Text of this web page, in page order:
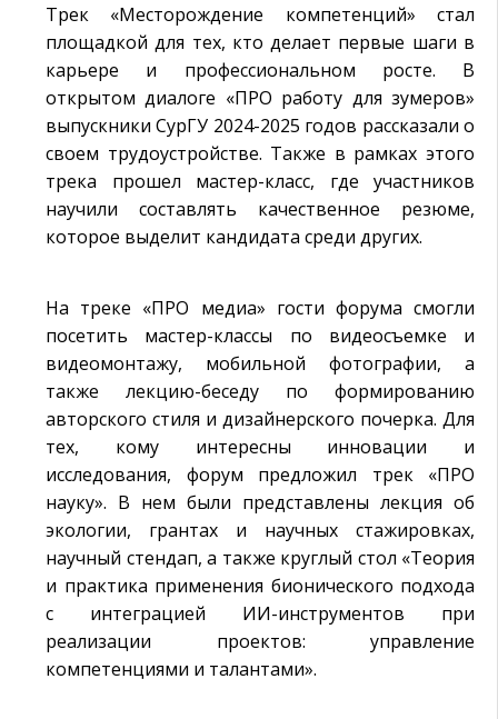
Трек «Месторождение компетенций» стал
площадкой для тех, кто делает первые шаги в
карьере и профессиональном росте. В
открытом диалоге «ПРО работу для зумеров»
выпускники СурГУ 2024-2025 годов рассказали о
своем трудоустройстве. Также в рамках этого
трека прошел мастер-класс, где участников
научили составлять качественное резюме,
которое выделит кандидата среди других.
На треке «ПРО медиа» гости форума смогли
посетить мастер-классы по видеосъемке и
видеомонтажу, мобильной фотографии, а
также лекцию-беседу по формированию
авторского стиля и дизайнерского почерка. Для
тех, кому интересны инновации и
исследования, форум предложил трек «ПРО
науку». В нем были представлены лекция об
экологии, грантах и научных стажировках,
научный стендап, а также круглый стол «Теория
и практика применения бионического подхода
с интеграцией ИИ-инструментов при
реализации проектов: управление
компетенциями и талантами».